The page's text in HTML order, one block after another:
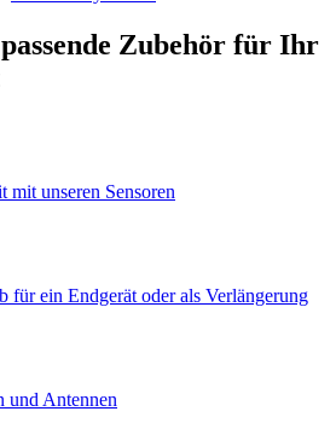
Zubehör für Ihr
mit unseren Sensoren
für ein Endgerät oder als Verlängerung
und Antennen